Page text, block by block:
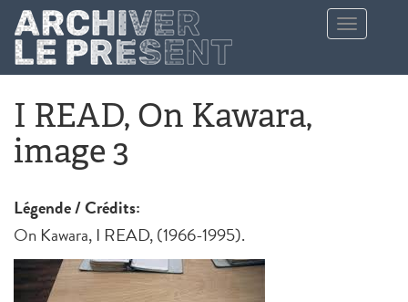
Aller au contenu principal
Toggle
navigation
I READ, On Kawara,
image 3
Légende / Crédits:
On Kawara, I READ, (1966-1995).